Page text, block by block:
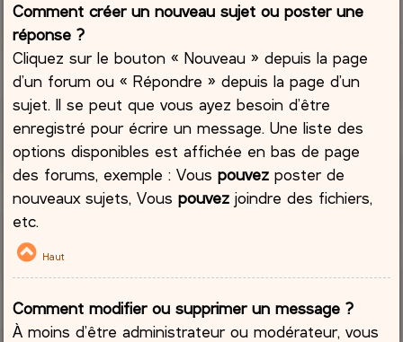
Comment créer un nouveau sujet ou poster une
réponse ?
Cliquez sur le bouton « Nouveau » depuis la page
d’un forum ou « Répondre » depuis la page d’un
sujet. Il se peut que vous ayez besoin d’être
enregistré pour écrire un message. Une liste des
options disponibles est affichée en bas de page
des forums, exemple : Vouspouvez poster de
nouveaux sujets, Vouspouvez joindre des fichiers,
etc.
Haut
Comment modifier ou supprimer un message ?
À moins d’être administrateur ou modérateur, vous